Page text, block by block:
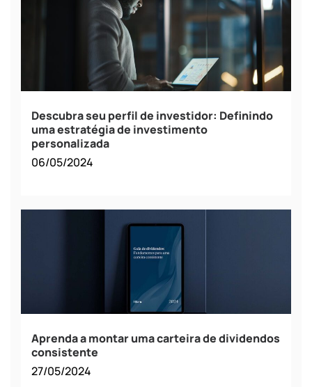
Descubra seu perfil de investidor: Definindo
uma estratégia de investimento
personalizada
06/05/2024
Aprenda a montar uma carteira de dividendos
consistente
27/05/2024